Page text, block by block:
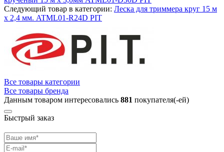
Следующий товар в категории: Леска для триммера круг 15 м
x 2,4 мм. ATML01-R24D PIT
Все товары категории
Все товары бренда
Данным товаром интересовались 881 покупателя(-ей)
Быстрый заказ